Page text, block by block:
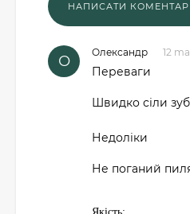
О
Олександр 12
Переваги
Швидко сіли
Недоліки
Не поганий